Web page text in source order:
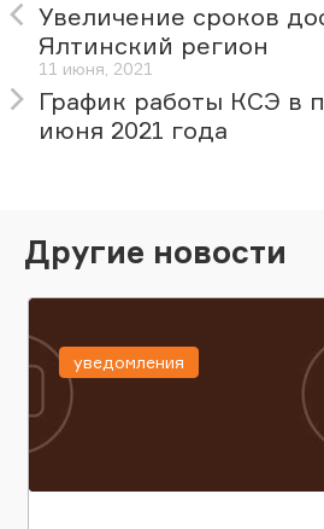
Увеличение сроков
Ялтинский регион
11 июня, 2021
График работы КСЭ в
июня 2021 года
Другие новости
уведомления